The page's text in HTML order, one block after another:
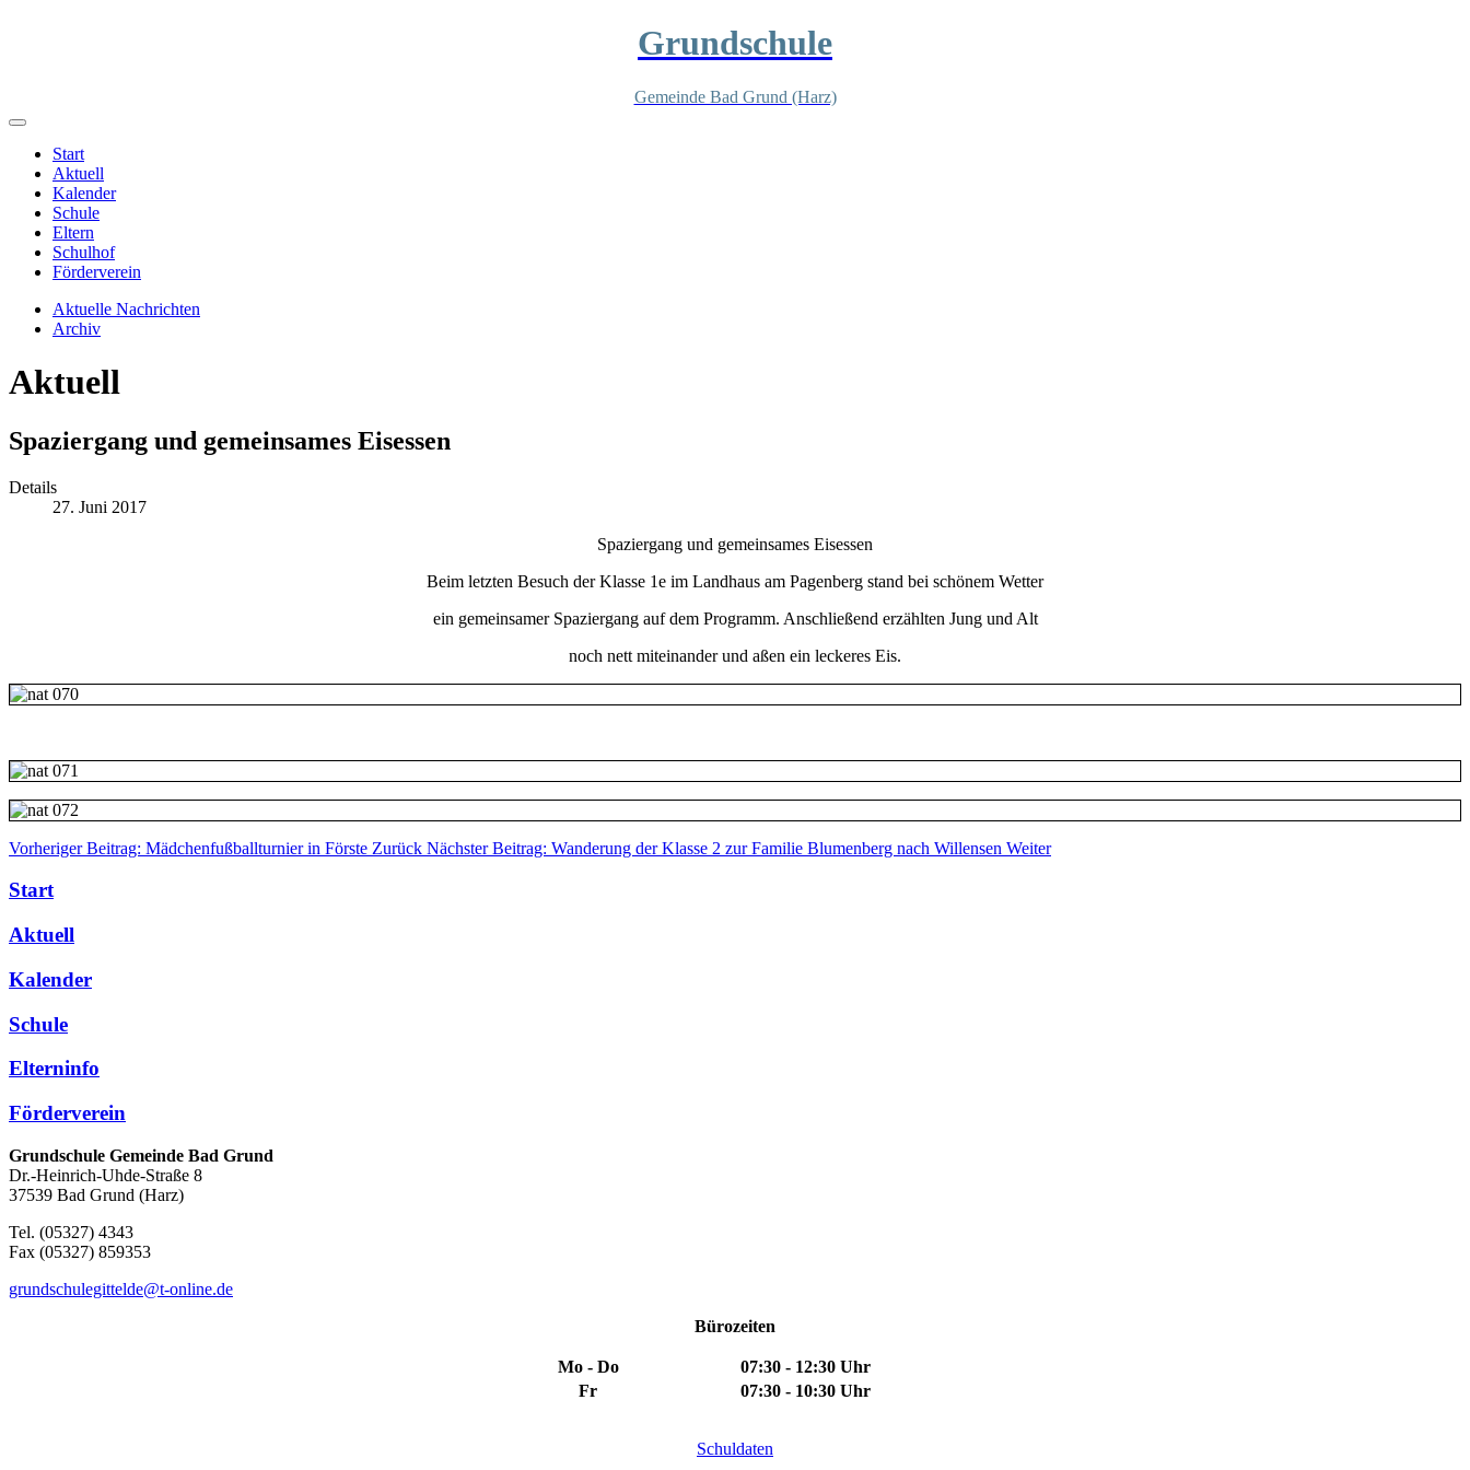
Grundschule
Gemeinde Bad Grund (Harz)
Start
Aktuell
Kalender
Schule
Eltern
Schulhof
Förderverein
Aktuelle Nachrichten
Archiv
Aktuell
Spaziergang und gemeinsames Eisessen
Details
27. Juni 2017
Spaziergang und gemeinsames Eisessen
Beim letzten Besuch der Klasse 1e im Landhaus am Pagenberg stand bei schönem Wetter
ein gemeinsamer Spaziergang auf dem Programm. Anschließend erzählten Jung und Alt
noch nett miteinander und aßen ein leckeres Eis.
Vorheriger Beitrag: Mädchenfußballturnier in Förste Zurück Nächster Beitrag: Wanderung der Klasse 2 zur Familie Blumenberg nach Willensen Weiter
Start
Aktuell
Kalender
Schule
Elterninfo
Förderverein
Grundschule Gemeinde Bad Grund
Dr.-Heinrich-Uhde-Straße 8
37539 Bad Grund (Harz)
Tel. (05327) 4343
Fax (05327) 859353
grundschulegittelde@t-online.de
Bürozeiten
Mo - Do
07:30 - 12:30 Uhr
Fr
07:30 - 10:30 Uhr
Schuldaten